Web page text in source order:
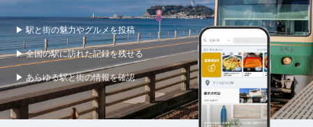
▶ 駅と街の魅力やグルメを投稿
▶ 全国の駅に訪れた記録を残せる
▶ あらゆる駅と街の情報を確認